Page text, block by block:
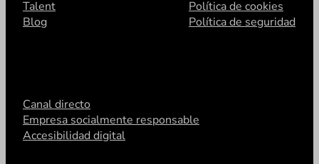
Talent
Blog
Política de cookies
Política de seguridad
Canal directo
Empresa socialmente responsable
Accesibilidad digital